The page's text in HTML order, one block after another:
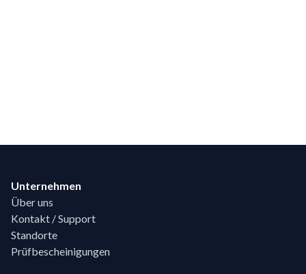
Unternehmen
Über uns
Kontakt / Support
Standorte
Prüfbescheinigungen